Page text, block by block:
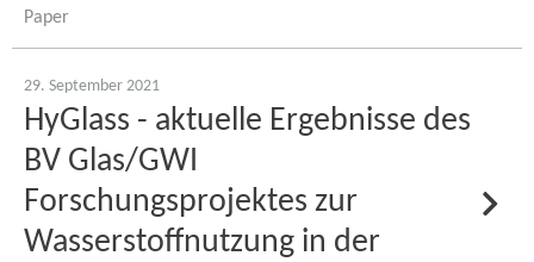
Paper
29. September 2021
HyGlass - aktuelle Ergebnisse des
BV Glas/GWI
Forschungsprojektes zur
Wasserstoffnutzung in der